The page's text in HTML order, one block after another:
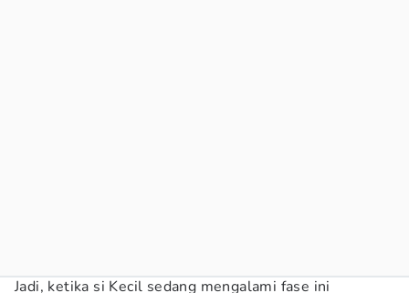
Jadi, ketika si Kecil sedang mengalami fase ini